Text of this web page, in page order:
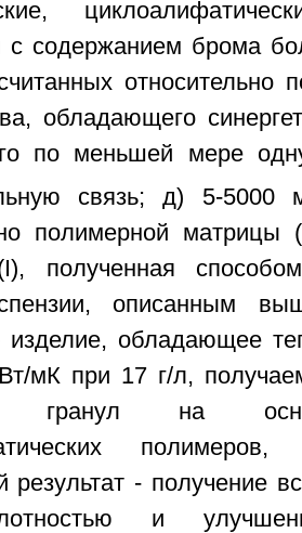
с содержанием брома
относительно
обладающего
по меньшей мере
связь; д) 5-5000
полимерной матрицы
полученная
описанным
изделие, обладающее
мК при 17 г/л,
гранул на
результат - получение
и